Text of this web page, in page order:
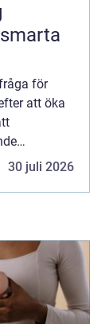
för
att öka
30 juli 2026